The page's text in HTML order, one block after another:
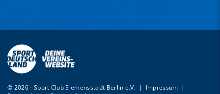
© 2026 - Sport Club Siemensstadt Berlin e.V. | Impressum |